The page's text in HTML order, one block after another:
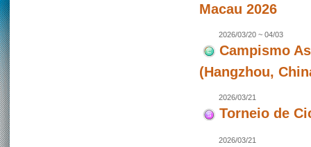
Macau 2026
2026/03/20 ~ 04/03
Campismo
(Hangzhou,
2026/03/21
Torneio de
2026/03/21